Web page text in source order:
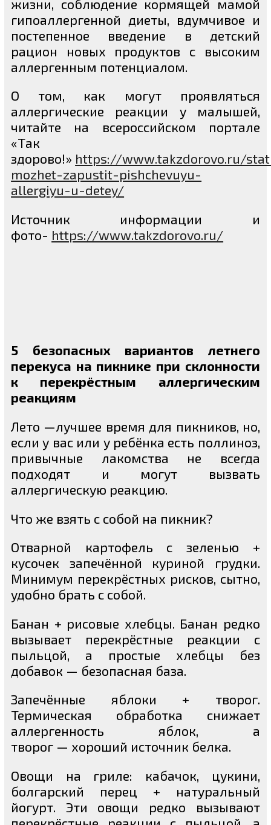
жизни, соблюдение кормящей мамой
гипоаллергенной диеты, вдумчивое и
постепенное введение в детский
рацион новых продуктов с высоким
аллергенным потенциалом.
О том, как могут проявляться
аллергические реакции у малышей,
читайте на всероссийском портале
«Так
здорово!» https://www.takzdorovo.ru/
mozhet-zapustit-pishchevuyu-
allergiyu-u-detey/
Источник информации и
фото- https://www.takzdorovo.ru/
5 безопасных вариантов летнего
перекуса на пикнике при склонности
к перекрёстным аллергическим
реакциям
Лето —лучшее время для пикников, но,
если у вас или у ребёнка есть поллиноз,
привычные лакомства не всегда
подходят и могут вызвать
аллергическую реакцию.
Что же взять с собой на пикник?
Отварной картофель с зеленью +
кусочек запечённой куриной грудки.
Минимум перекрёстных рисков, сытно,
удобно брать с собой.
Банан + рисовые хлебцы. Банан редко
вызывает перекрёстные реакции с
пыльцой, а простые хлебцы без
добавок — безопасная база.
Запечённые яблоки + творог.
Термическая обработка снижает
аллергенность яблок, а
творог — хороший источник белка.
Овощи на гриле: кабачок, цукини,
болгарский перец + натуральный
йогурт. Эти овощи редко вызывают